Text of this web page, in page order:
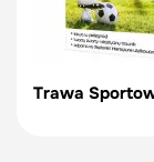
Trawa